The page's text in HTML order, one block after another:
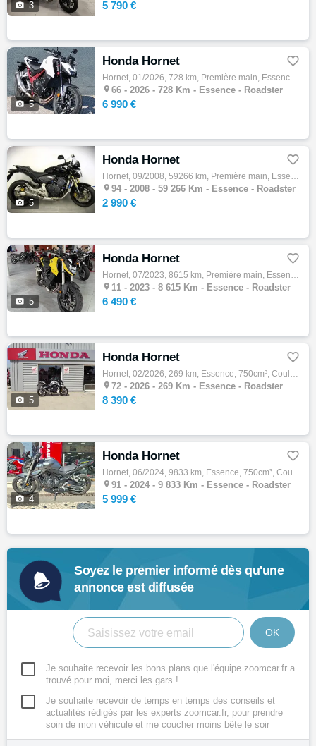
 3 5 790 €
 5
Honda Hornet 
Hornet, 01/2026, 728 km, Première main, Essence, 750cm³, Couleur blanc, 6990 € Equipements : HONDA CB 750 HORNET A2 MODELE 2025 IMMATRICULA…
 66 - 2026 - 728 Km - Essence - Roadster
6 990 €
 5
Honda Hornet 
Hornet, 09/2008, 59266 km, Première main, Essence, 600cm³, Couleur noir, 2990 € Equipements : HONDA CB 600 F HORNET ABS 600 cm3 Roadster 20…
 94 - 2008 - 59 266 Km - Essence - Roadster
2 990 €
 5
Honda Hornet 
Hornet, 07/2023, 8615 km, Première main, Essence, 750cm³, Couleur jaune, 6490 € Equipements : Superbe Hornet 750 de 2023 avec 8600km. Moto …
 11 - 2023 - 8 615 Km - Essence - Roadster
6 490 €
 5
Honda Hornet 
Hornet, 02/2026, 269 km, Essence, 750cm³, Couleur gris, 8390 € Equipements : HONDA HORNET 750 A2 BIKEPARC72 VOUS PROPOSE UNE MAGNIFIQUE HON…
 72 - 2026 - 269 Km - Essence - Roadster
8 390 €
 4
Honda Hornet 
Hornet, 06/2024, 9833 km, Essence, 750cm³, Couleur gris, 5999 € Equipements : La concession Honda moto 91 vous propose : - HORNET 750 ABS F…
 91 - 2024 - 9 833 Km - Essence - Roadster
5 999 €
Soyez le premier informé dès qu'une
annonce est diffusée
OK
Je souhaite recevoir les bons plans que l'équipe zoomcar.fr a
trouvé pour moi, merci les gars !
Je souhaite recevoir de temps en temps des conseils et
actualités rédigés par les experts zoomcar.fr, pour prendre
soin de mon véhicule et me coucher moins bête le soir